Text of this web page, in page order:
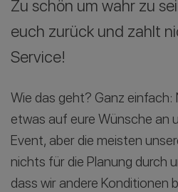
Zu schön um wahr zu
euch zurück und zahlt
Service!
Wie das geht? Ganz
etwas auf eure Wünsche an
Event, aber die meisten
nichts für die Planung durch
dass wir andere Konditionen